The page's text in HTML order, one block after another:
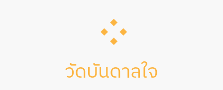
วัดบันดาลใจ